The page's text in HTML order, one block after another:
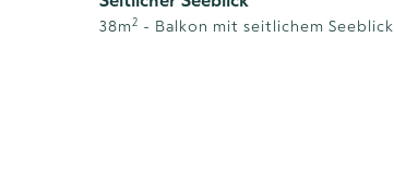
38m2 - Balkon mit seitlichem Seeblick